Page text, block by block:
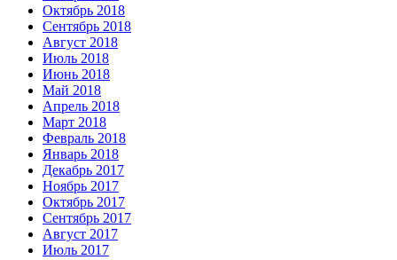
Октябрь 2018
Сентябрь 2018
Август 2018
Июль 2018
Июнь 2018
Май 2018
Апрель 2018
Март 2018
Февраль 2018
Январь 2018
Декабрь 2017
Ноябрь 2017
Октябрь 2017
Сентябрь 2017
Август 2017
Июль 2017